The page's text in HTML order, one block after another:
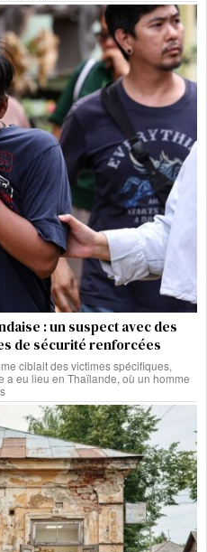
: un suspect avec des
de sécurité renforcées
ciblait des victimes spécifiques,
a eu lieu en Thaïlande, où un homme